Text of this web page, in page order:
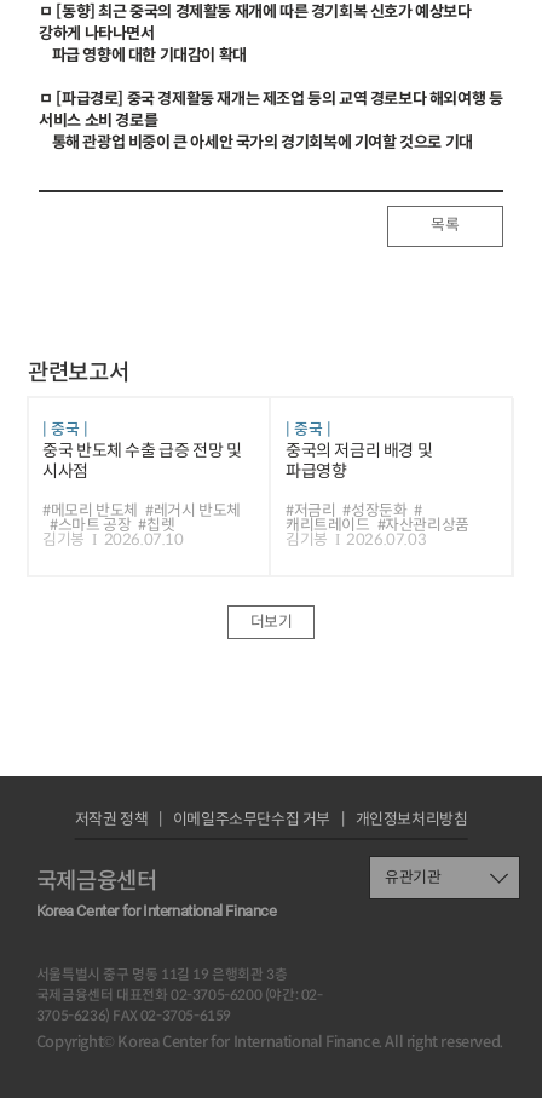
ㅁ [동향] 최근 중국의 경제활동 재개에 따른 경기회복 신호가 예상보다
강하게 나타나면서
파급 영향에 대한 기대감이 확대
ㅁ [파급경로] 중국 경제활동 재개는 제조업 등의 교역 경로보다 해외여행 등
서비스 소비 경로를
통해 관광업 비중이 큰 아세안 국가의 경기회복에 기여할 것으로 기대
목록
관련보고서
중국
중국 반도체 수출 급증 전망 및
시사점
#메모리 반도체 #레거시 반도체
#스마트 공장 #칩렛
김기봉 2026.07.10
중국
중국의 저금리 배경 및
파급영향
#저금리 #성장둔화 #
캐리트레이드 #자산관리상품
김기봉 2026.07.03
더보기
국제금융센터
Korea Center for International Finance
서울특별시 중구 명동 11길 19 은행회관 3층
국제금융센터 대표전화 02-3705-6200 (야간: 02-
3705-6236) FAX 02-3705-6159
Copyright© Korea Center for International Finance. All right reserved.
저작권 정책 이메일주소무단수집 거부 개인정보처리방침
유관기관